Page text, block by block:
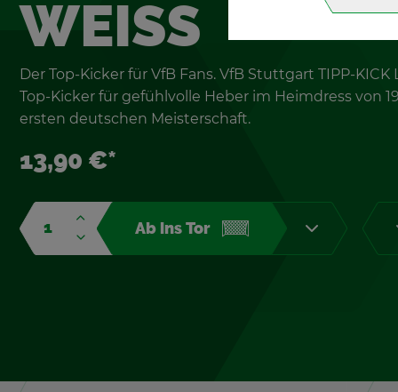
WEISS
Der Top-Ki­cker für VfB Fans. VfB Stutt­gart TIPP-KICK
Top-Ki­cker für ge­fühl­vol­le Heber im Heim­dress von
ers­ten deut­schen Meis­ter­schaft.
13,90 €*
Ab ins Tor